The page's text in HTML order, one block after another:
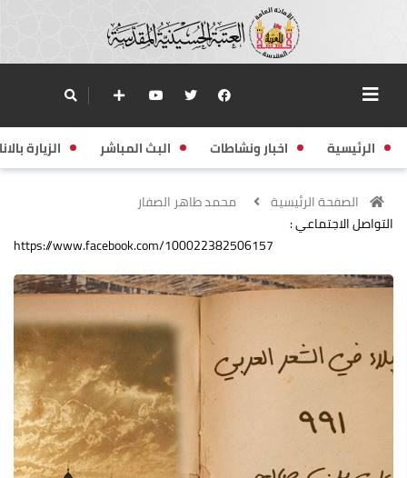
الرئيسية اخبار ونشاطات البث المباشر الزيارة
الصفحة الرئيسية
محمد طاهر الصفار
التواصل الاجتماعي :
https://www.facebook.com/100022382506157